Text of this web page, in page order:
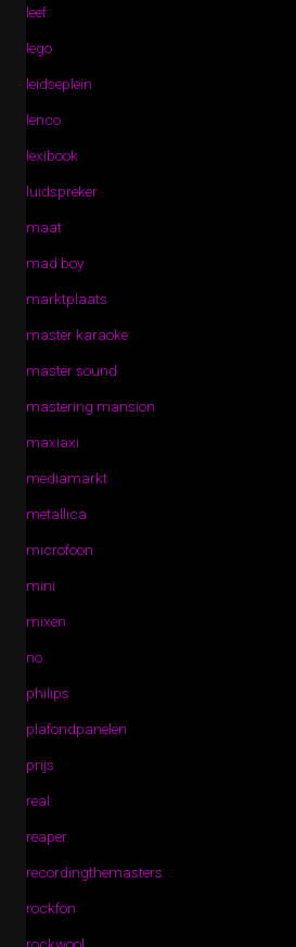
leef
lego
leidseplein
lenco
lexibook
luidspreker
maat
mad boy
marktplaats
master karaoke
master sound
mastering mansion
maxiaxi
mediamarkt
metallica
microfoon
mini
mixen
no
philips
plafondpanelen
prijs
real
reaper
recordingthemasters
rockfon